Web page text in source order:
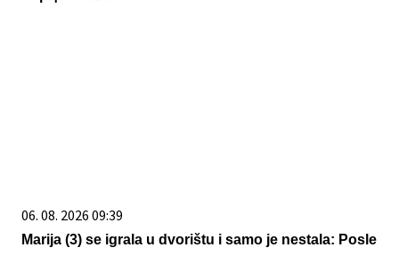
06. 08. 2026 09:39
Marija (3) se igrala u dvorištu i samo je nestala: Posle